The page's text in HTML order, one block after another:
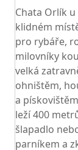
Chata Orlík
klidném
pro rybáře,
milovníky
velká
ohništěm,
a
leží 400
šlapadlo
parníkem a